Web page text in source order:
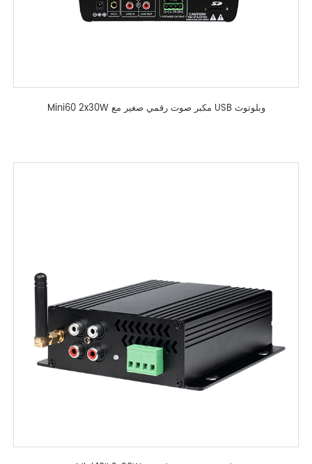
Mini60 2x30W مكبر صوت رقمي صغير مع USB وبلوتوث